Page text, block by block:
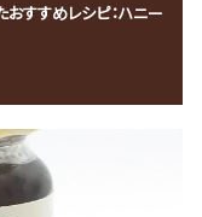
おすすめレシピ：ハニー